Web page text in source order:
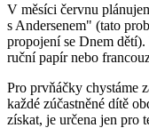
V měsíci červnu
s Andersenem" (tato
propojení se Dnem
ruční papír nebo
Pro prvňáčky chystáme
každé zúčastněné dítě
získat, je určena jen pro